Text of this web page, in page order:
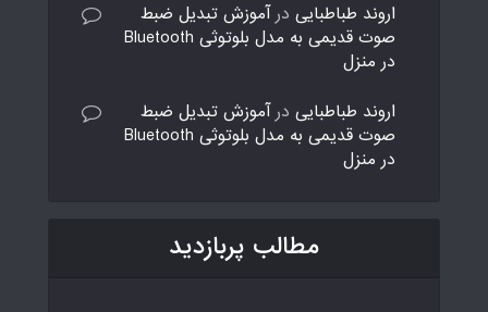
اروند طباطبایی در آموزش تبدیل ضبط
صوت قدیمی به مدل بلوتوثی Bluetooth
در منزل
اروند طباطبایی در آموزش تبدیل ضبط
صوت قدیمی به مدل بلوتوثی Bluetooth
در منزل
مطالب پربازدید